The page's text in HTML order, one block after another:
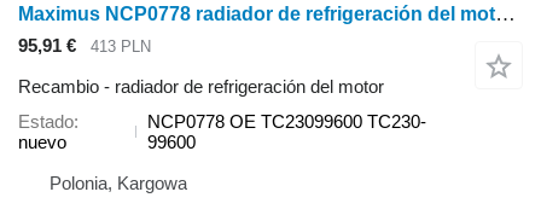
Maximus NCP0778 radiador de refrigeración del motor para Kubota L4400 minitractor
95,91 € 413 PLN
Recambio - radiador de refrigeración del motor
Estado
nuevo
NCP0778 OE TC23099600 TC230-
99600
Polonia, Kargowa